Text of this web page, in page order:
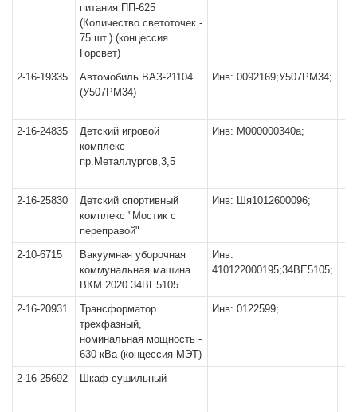
питания ПП-625
(Количество светоточек -
75 шт.) (концессия
Горсвет)
2-16-19335
Автомобиль ВАЗ-21104
(У507РМ34)
Инв: 0092169;У507РМ34;
2-16-24835
Детский игровой
комплекс
пр.Металлургов,3,5
Инв: М000000340а;
2-16-25830
Детский спортивный
комплекс "Мостик с
переправой"
Инв: Шя1012600096;
2-10-6715
Вакуумная уборочная
коммунальная машина
ВКМ 2020 34ВЕ5105
Инв:
410122000195;34ВЕ5105;
2-16-20931
Трансформатор
трехфазный,
номинальная мощность -
630 кВа (концессия МЭТ)
Инв: 0122599;
2-16-25692 Шкаф сушильный